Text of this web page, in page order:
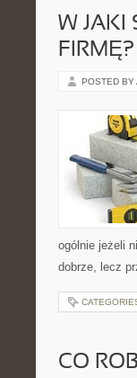
W JAKI
FIRMĘ?
POSTED BY
ogólnie jeżeli
dobrze, lecz
CO